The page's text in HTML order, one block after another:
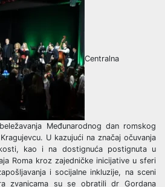
Centralna
Međunarodnog dan romskog
U kazujući na značaj očuvanja
kao i na dostignuća postignuta u
Roma kroz zajedničke inicijative u sferi
i socijalne inkluzije, na sceni
zvanicama su se obratili dr Gordana